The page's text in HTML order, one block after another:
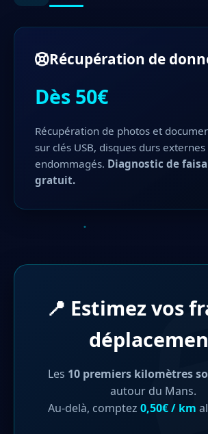
Récupération de
Dès 50€
Récupération de photos et
sur clés USB, disques durs externes
endommagés. Diagnostic de
gratuit.
📍 Estimez vos
Les 10 premiers kilomètres
autour du Mans.
Au-delà, comptez 0,50€ / km